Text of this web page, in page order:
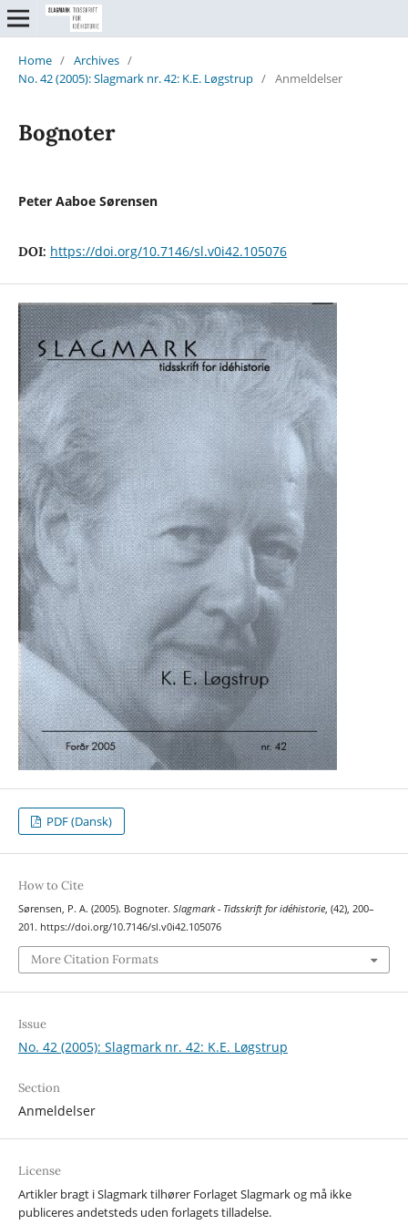
Home / Archives /
No. 42 (2005): Slagmark nr. 42: K.E. Løgstrup / Anmeldelser
Bognoter
Peter Aaboe Sørensen
DOI: https://doi.org/10.7146/sl.v0i42.105076
PDF (Dansk)
How to Cite
Sørensen, P. A. (2005). Bognoter. Slagmark - Tidsskrift for idéhistorie, (42), 200–
201. https://doi.org/10.7146/sl.v0i42.105076
More Citation Formats
Issue
No. 42 (2005): Slagmark nr. 42: K.E. Løgstrup
Section
Anmeldelser
License
Artikler bragt i Slagmark tilhører Forlaget Slagmark og må ikke
publiceres andetsteds uden forlagets tilladelse.